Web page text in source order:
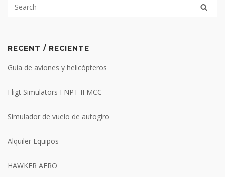
RECENT / RECIENTE
Guía de aviones y helicópteros
Fligt Simulators FNPT II MCC
Simulador de vuelo de autogiro
Alquiler Equipos
HAWKER AERO